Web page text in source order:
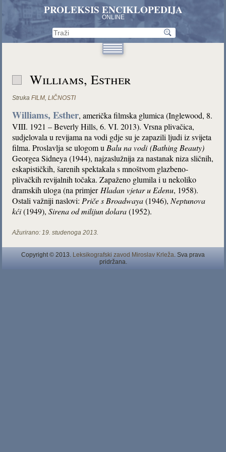
PROLEKSIS ENCIKLOPEDIJA
ONLINE
Williams, Esther
Struka FILM,LIČNOSTI
Williams, Esther, američka filmska glumica (Inglewood, 8.
VIII. 1921 – Beverly Hills, 6. VI. 2013). Vrsna plivačica,
sudjelovala u revijama na vodi gdje su je zapazili ljudi iz svijeta
filma. Proslavlja se ulogom u Balu na vodi (Bathing Beauty)
Georgea Sidneya (1944), najzaslužnija za nastanak niza sličnih,
eskapističkih, šarenih spektakala s mnoštvom glazbeno-
plivačkih revijalnih točaka. Zapaženo glumila i u nekoliko
dramskih uloga (na primjer Hladan vjetar u Edenu, 1958).
Ostali važniji naslovi: Priče s Broadwaya(1946), Neptunova
kći(1949),Sirena od milijun dolara(1952).
Ažurirano: 19. studenoga 2013.
Copyright © 2013. Leksikografski zavod Miroslav Krleža. Sva prava
pridržana.